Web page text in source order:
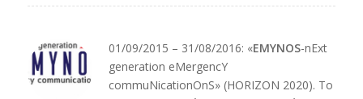
01/09/2015 – 31/08/2016: «EMYNOS-nExt
generation eMergencY
commuNicationOnS» (HORIZON 2020). Το